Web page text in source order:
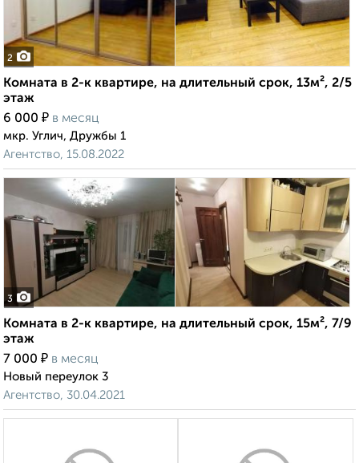
2
Комната в 2-к квартире, на длительный срок, 13м², 2/5
этаж
6 000 ₽ в месяц
мкр. Углич, Дружбы 1
Агентство, 15.08.2022
3
Комната в 2-к квартире, на длительный срок, 15м², 7/9
этаж
7 000 ₽ в месяц
Новый переулок 3
Агентство, 30.04.2021